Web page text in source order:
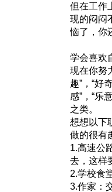
但在工作
现的闷闷
恼了，你
学会喜欢
现在你努
趣”，“好
感”，“乐
之类。
想想以下
做的很有
1.高速公
去，这样
2.学校食
3.作家：